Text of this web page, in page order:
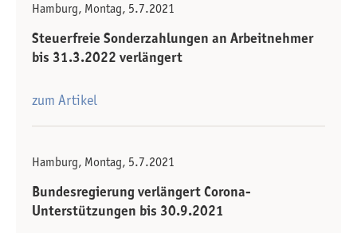
Hamburg, Montag, 5.7.2021
Steuerfreie Sonderzahlungen an Arbeitnehmer
bis 31.3.2022 verlängert
zum Artikel
Hamburg, Montag, 5.7.2021
Bundesregierung verlängert Corona-
Unterstützungen bis 30.9.2021